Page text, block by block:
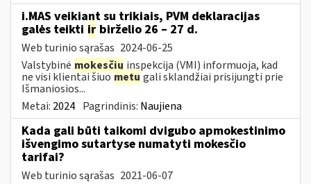
i.MAS veikiant su trikiais, PVM deklaracijas
galės teikti ir birželio 26 – 27 d.
Web turinio sąrašas 2024-06-25
Valstybinė mokesčių inspekcija (VMI) informuoja, kad
ne visi klientai šiuometu gali sklandžiai prisijungti prie
Išmaniosios...
Metai: 2024 Pagrindinis: Naujiena
Kada gali būti taikomi dvigubo apmokestinimo
išvengimo sutartyse numatyti mokesčio
tarifai?
Web turinio sąrašas 2021-06-07